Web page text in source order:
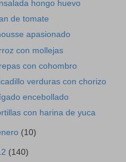
hongo huevo
de tomate
apasionado
con mollejas
con cohombro
verduras con chorizo
encebollado
con harina de yuca
(10)
(140)